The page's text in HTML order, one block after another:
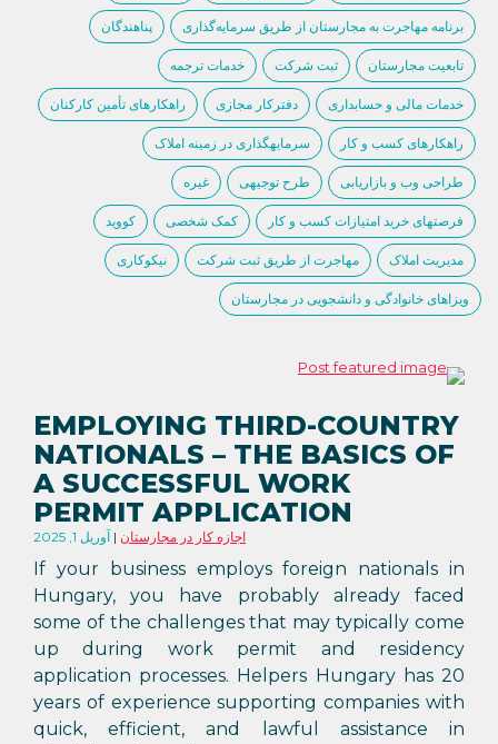
برنامه مهاجرت به مجارستان از طریق سرمایه‌گذاری پناهندگان
تابعیت مجارستان ثبت شرکت خدمات ترجمه
خدمات مالی و حسابداری دفترکار مجازی راهکارهای تأمین کارکنان
راهکارهای کسب و کار سرمایهگذاری در زمینه املاک
طراحی وب و بازاریابی طرح توجیهی غیره
فرصتهای خرید امتیازات کسب و کار کمک شخصی کووید
مدیریت املاک مهاجرت از طریق ثبت شرکت نیکوکاری
ویزاهای خانوادگی و دانشجویی در مجارستان
EMPLOYING THIRD-COUNTRY
NATIONALS – THE BASICS OF
A SUCCESSFUL WORK
PERMIT APPLICATION
آوریل 1, 2025 اجازه کار در مجارستان
If your business employs foreign nationals in
Hungary, you have probably already faced
some of the challenges that may typically come
up during work permit and residency
application processes. Helpers Hungary has 20
years of experience supporting companies with
quick, efficient, and lawful assistance in